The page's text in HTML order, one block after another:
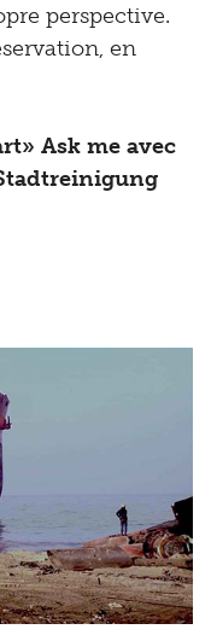
perspective.
en
Ask me avec